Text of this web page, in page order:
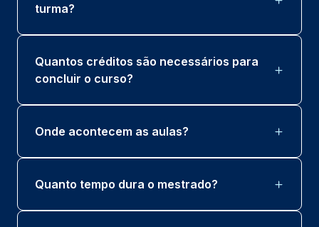
turma?
Quantos créditos são necessários para
concluir o curso?
Onde acontecem as aulas?
Quanto tempo dura o mestrado?